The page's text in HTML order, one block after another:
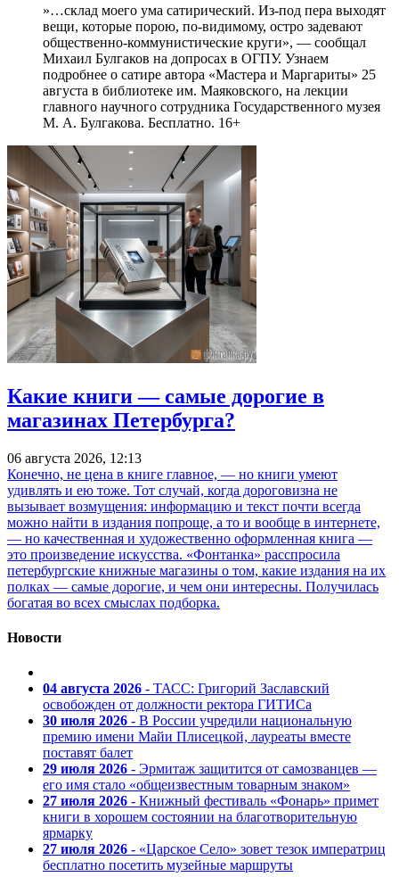
»…склад моего ума сатирический. Из-под пера выходят
вещи, которые порою, по-видимому, остро задевают
общественно-коммунистические круги», — сообщал
Михаил Булгаков на допросах в ОГПУ. Узнаем
подробнее о сатире автора «Мастера и Маргариты» 25
августа в библиотеке им. Маяковского, на лекции
главного научного сотрудника Государственного музея
М. А. Булгакова. Бесплатно. 16+
Какие книги — самые дорогие в
магазинах Петербурга?
06 августа 2026, 12:13
Конечно, не цена в книге главное, — но книги умеют
удивлять и ею тоже. Тот случай, когда дороговизна не
вызывает возмущения: информацию и текст почти всегда
можно найти в издания попроще, а то и вообще в интернете,
— но качественная и художественно оформленная книга —
это произведение искусства. «Фонтанка» расспросила
петербургские книжные магазины о том, какие издания на их
полках — самые дорогие, и чем они интересны. Получилась
богатая во всех смыслах подборка.
Новости
04 августа 2026 - ТАСС: Григорий Заславский
освобожден от должности ректора ГИТИСа
30 июля 2026 - В России учредили национальную
премию имени Майи Плисецкой, лауреаты вместе
поставят балет
29 июля 2026 - Эрмитаж защитится от самозванцев —
его имя стало «общеизвестным товарным знаком»
27 июля 2026 - Книжный фестиваль «Фонарь» примет
книги в хорошем состоянии на благотворительную
ярмарку
27 июля 2026 - «Царское Село» зовет тезок императриц
бесплатно посетить музейные маршруты